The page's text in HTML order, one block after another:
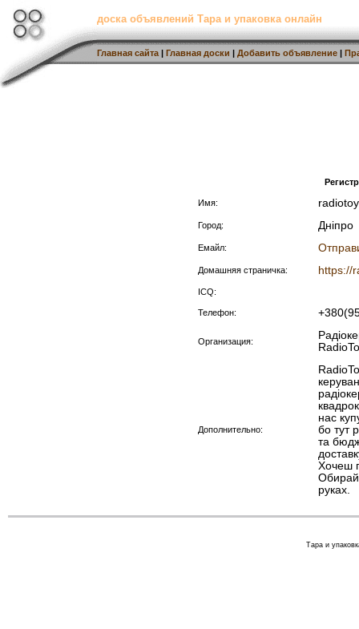
доска объявлений Тара и упаковка онлайн
Главная сайта | Главная доски | Добавить объявление |
Имя:
Город: Дніпро
Емайл:
Домашняя страничка: https://
ICQ:
Телефон:
Организация:
Дополнительно:
нас
бо тут
та
Хочеш
Обирай
руках.
Тара и